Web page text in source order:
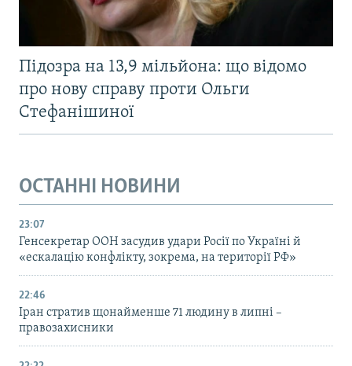
Підозра на 13,9 мільйона: що відомо
про нову справу проти Ольги
Стефанішиної
ОСТАННІ НОВИНИ
23:07
Генсекретар ООН засудив удари Росії по Україні й
«ескалацію конфлікту, зокрема, на території РФ»
22:46
Іран стратив щонайменше 71 людину в липні –
правозахисники